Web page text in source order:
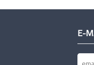
E-